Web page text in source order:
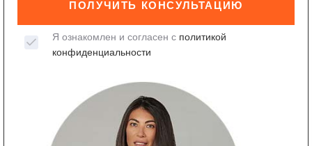
ПОЛУЧИТЬ КОНСУЛЬТАЦИЮ
Я ознакомлен и согласен с политикой
конфиденциальности